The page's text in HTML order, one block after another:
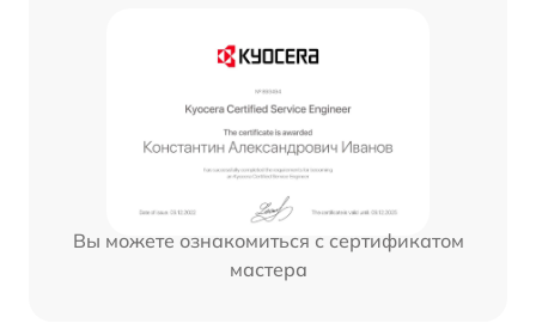
Вы можете ознакомиться с сертификатом
мастера